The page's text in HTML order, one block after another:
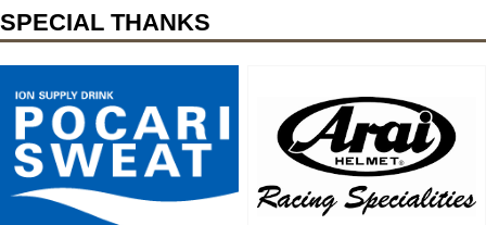
SPECIAL THANKS